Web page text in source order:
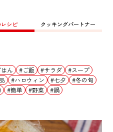
シピ クッキングパートナー
はん ご飯 サラダ
スープ
ハロウィン 七夕
冬の旬
簡単 野菜
鍋